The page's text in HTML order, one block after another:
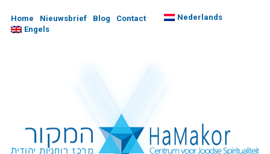
Home Nieuwsbrief Blog Contact
Nederlands
Engels